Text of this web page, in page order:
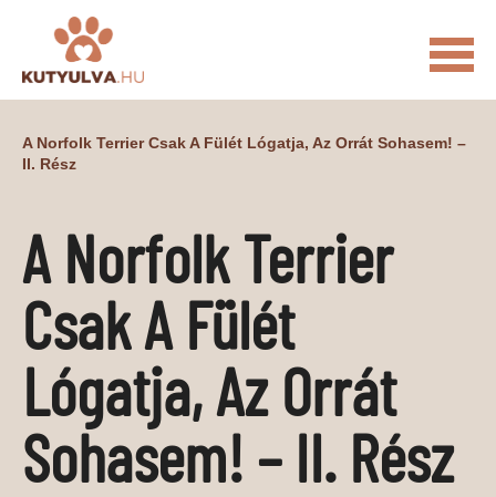
MACSKÁS VIDEÓK
CUKI NÖVÉNYEK
ÁLLATI
ÁLLATI ELEDELEK ÁLLATI FELSZERELÉSEK
ÁLLATI SZOLGÁLTATÁSOK
PR CIKKEK
A Norfolk Terrier Csak A Fülét Lógatja, Az Orrát Sohasem! –
II. Rész
A Norfolk Terrier
Csak A Fülét
Lógatja, Az Orrát
Sohasem! – II. Rész